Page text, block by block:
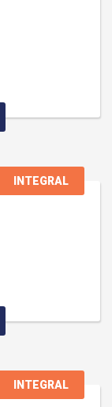
INTEGRAL
INTEGRAL